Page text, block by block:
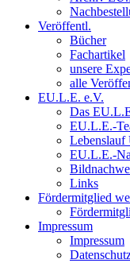
Veröffentl.
Bücher
Fachartikel
unsere
alle
EU.L.E. e.V.
Das
EU.L.E.-
Lebenslauf
EU.L.E.-
Links
Fördermitglied
Impressum
Impressum